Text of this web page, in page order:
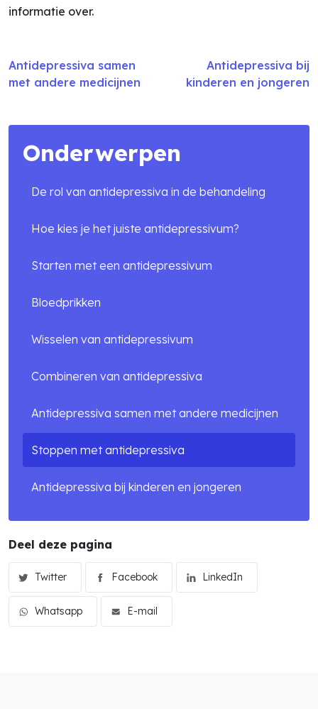
Zoek in alle artikelen
informatie over.
Antidepressiva samen
met andere medicijnen
Antidepressiva bij
kinderen en jongeren
Onderwerpen
De rol van antidepressiva in de behandeling
Hoe kies je het juiste antidepressivum?
Starten met een antidepressivum
Bloedprikken
Wisselen van antidepressivum
Combineren van antidepressiva
Antidepressiva samen met andere medicijnen
Stoppen met antidepressiva
Antidepressiva bij kinderen en jongeren
Deel deze pagina
Twitter Facebook LinkedIn
Whatsapp E-mail